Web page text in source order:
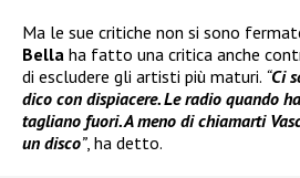
Ma le sue critiche non si sono
Bella ha fatto una critica anche
di escludere gli artisti più maturi. “Ci
dico con dispiacere. Le radio quando
tagliano fuori. A meno di chiamarti
un disco”, ha detto.